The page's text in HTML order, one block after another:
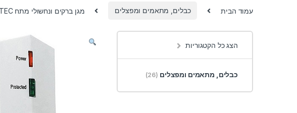
עמוד הבית כבלים, מתאמים ומפצלים מגן ברקים ונחשולי מתח LUMITEC עם 4 דקות השהייה
הצג כל הקטגוריות
כבלים, מתאמים ומפצלים (26)